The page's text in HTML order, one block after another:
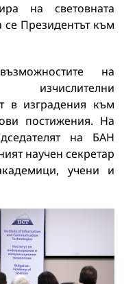
на световната
Президентът към
на
изчислителни
в изградения към
постижения. На
на БАН
научен секретар
учени и